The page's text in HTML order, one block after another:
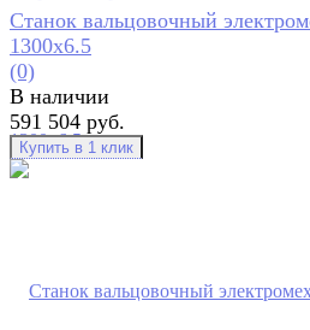
Станок вальцовочный
1300x6.5
(0)
В наличии
591 504 руб.